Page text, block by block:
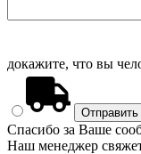
докажите, что вы
Спасибо за Ваше
Наш менеджер